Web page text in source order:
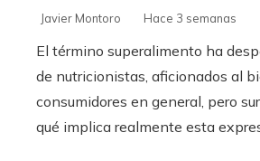
Javier Montoro Hace 3 semanas
El término superalimento ha
de nutricionistas, aficionados al
consumidores en general, pero
qué implica realmente esta